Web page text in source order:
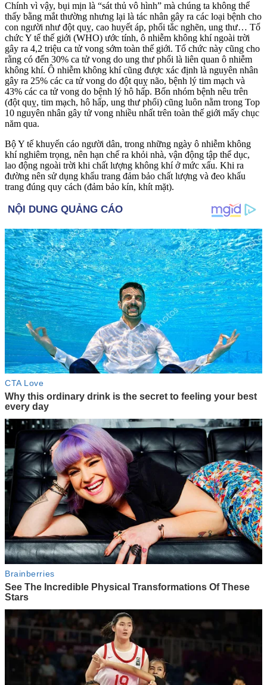
Chính vì vậy, bụi mịn là “sát thủ vô hình” mà chúng ta không thể
thấy bằng mắt thường nhưng lại là tác nhân gây ra các loại bệnh cho
con người như đột quỵ, cao huyết áp, phổi tắc nghẽn, ung thư… Tổ
chức Y tế thế giới (WHO) ước tính, ô nhiễm không khí ngoài trời
gây ra 4,2 triệu ca t‌ử von‌g sớm toàn thế giới. Tổ chức này cũng cho
rằng có đến 30% ca t‌ử von‌g do ung thư phổi là liên quan ô nhiễm
không khí. Ô nhiễm không khí cũng được xác định là nguyên nhân
gây ra 25% các ca t‌ử von‌g do đột quỵ não, bệnh lý tim mạch và
43% các ca t‌ử von‌g do bệnh lý hô hấp. Bốn nhóm bệnh nêu trên
(đột quỵ, tim mạch, hô hấp, ung thư phổi) cũng luôn nằm trong Top
10 nguyên nhân gây t‌ử von‌g nhiều nhất trên toàn thế giới mấy chục
năm qua.
Bộ Y tế khuyến cáo người dân, trong những ngày ô nhiễm không
khí nghiêm trọng, nên hạn chế ra khỏi nhà, vận động tập thể dục,
lao động ngoài trời khi chất lượng không khí ở mức xấu. Khi ra
đường nên sử dụng khẩu trang đảm bảo chất lượng và đeo khẩu
trang đúng quy cách (đảm bảo kín, khít mặt).